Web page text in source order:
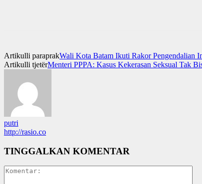
Artikulli paraprakWali Kota Batam Ikuti Rakor Pengendalian
Artikulli tjetërMenteri PPPA: Kasus Kekerasan Seksual Tak
putri
http://rasio.co
TINGGALKAN KOMENTAR